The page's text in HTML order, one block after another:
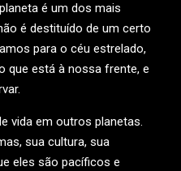
é um dos mais
é destituído de um certo
para o céu estrelado,
que está à nossa frente, e
vida em outros planetas.
sua cultura, sua
eles são pacíficos e